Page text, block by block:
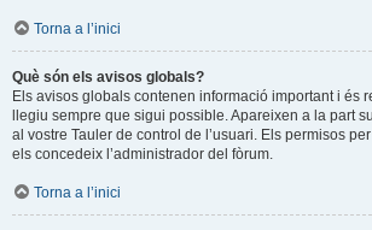
Torna a l’inici
Què són els avisos globals?
Els avisos globals contenen informació important i és
llegiu sempre que sigui possible. Apareixen a la part
al vostre Tauler de control de l’usuari. Els permisos
els concedeix l’administrador del fòrum.
Torna a l’inici